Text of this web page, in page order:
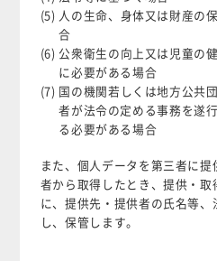
(5) 人の生命、身体又は財産の
合
(6) 公衆衛生の向上又は児童の
に必要がある場合
(7) 国の機関若しくは地方公共
者が法令の定める事務を遂
る必要がある場合
また、個人データを第三者に
者から取得したとき、提供・取
に、提供先・提供者の氏名等
し、保管します。